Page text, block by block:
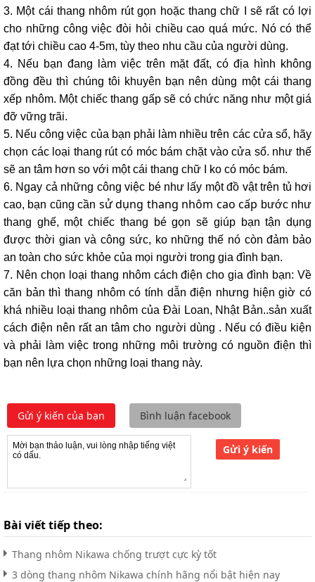
3. Một cái thang nhôm rút gọn hoặc thang chữ I sẽ rất có lợi
cho những công việc đòi hỏi chiều cao quá mức. Nó có thể
đạt tới chiều cao 4-5m, tùy theo nhu cầu của người dùng.
4. Nếu bạn đang làm việc trên mặt đất, có địa hình không
đồng đều thì chúng tôi khuyên bạn nên dùng một cái thang
xếp nhôm. Một chiếc thang gấp sẽ có chức năng như một giá
đỡ vững trãi.
5. Nếu công việc của bạn phải làm nhiều trên các cửa sổ, hãy
chọn các loại thang rút có móc bám chặt vào cửa sổ. như thế
sẽ an tâm hơn so với một cái thang chữ I ko có móc bám.
6. Ngay cả những công việc bé như lấy một đồ vật trên tủ hơi
cao, bạn cũng cần sử dụng thang nhôm cao cấp bước như
thang ghế, một chiếc thang bé gọn sẽ giúp bạn tận dụng
được thời gian và công sức, ko những thế nó còn đảm bảo
an toàn cho sức khỏe của mọi người trong gia đình bạn.
7. Nên chọn loại thang nhôm cách điện cho gia đình bạn: Về
căn bản thì thang nhôm có tính dẫn điện nhưng hiện giờ có
khá nhiều loại thang nhôm của Đài Loan, Nhật Bản..sản xuất
cách điện nên rất an tâm cho người dùng . Nếu có điều kiện
và phải làm việc trong những môi trường có nguồn điện thì
bạn nên lựa chọn những loại thang này.
Gửi ý kiến của bạn Bình luận facebook
Gửi ý kiến
Bài viết tiếp theo:
Thang nhôm Nikawa chống trượt cực kỳ tốt
3 dòng thang nhôm Nikawa chính hãng nổi bật hiện nay